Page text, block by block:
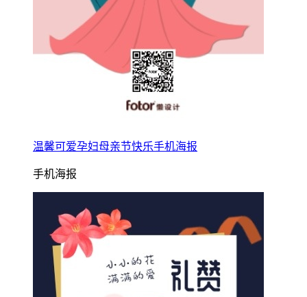
温馨可爱孕妇母亲节快乐手机海报
手机海报